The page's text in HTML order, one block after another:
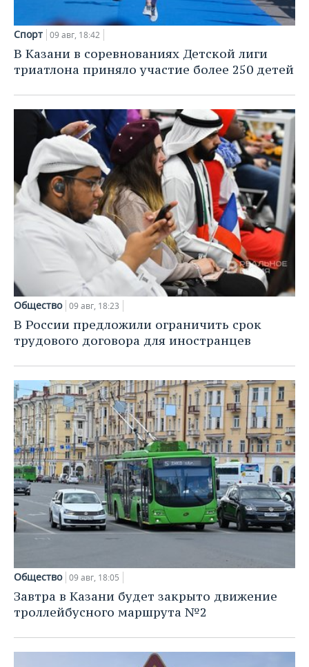
Спорт 09 авг, 18:42
В Казани в соревнованиях Детской лиги
триатлона приняло участие более 250 детей
Общество 09 авг, 18:23
В России предложили ограничить срок
трудового договора для иностранцев
Общество 09 авг, 18:05
Завтра в Казани будет закрыто движение
троллейбусного маршрута №2